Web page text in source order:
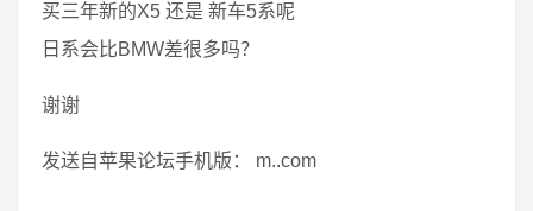
买三年新的X5 还是 新车5系呢
日系会比BMW差很多吗？
谢谢
发送自苹果论坛手机版： m..com